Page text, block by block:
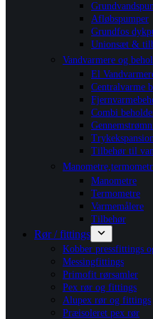
Afløbspumper
Grundfos
Unionsæt &
Vandvarmere og
El
Centralvarme
Combi
Tilbehør til
Manometre
Termometre
Varmemålere
Tilbehør
Rør / fittings
Kobber pressfittings
Messingfittings
Primofit rørsamler
Pex rør og fittings
Alupex rør og fittings
Præisoleret pex rør